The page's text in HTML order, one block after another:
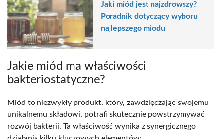
Jaki miód jest najzdrowszy?
Poradnik dotyczący wyboru
najlepszego miodu
Jakie miód ma właściwości
bakteriostatyczne?
Miód to niezwykły produkt, który, zawdzięczając swojemu
unikalnemu składowi, potrafi skutecznie powstrzymywać
rozwój bakterii. Ta właściwość wynika z synergicznego